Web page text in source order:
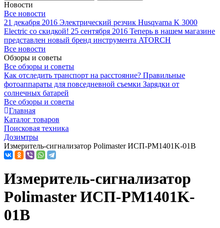
Новости
Все новости
21 декабря 2016 Электрический резчик Husqvarna K 3000
Electric со скидкой! 25 сентября 2016 Теперь в нашем магазине
представлен новый бренд инструмента ATORCH
Все новости
Обзоры и советы
Все обзоры и советы
Как отследить транспорт на расстояние? Правильные
фотоаппараты для повседневной съемки Зарядки от
солнечных батарей
Все обзоры и советы
Главная
Каталог товаров
Поисковая техника
Дозимтры
Измеритель-сигнализатор Polimaster ИСП-PM1401K-01B
Измеритель-сигнализатор
Polimaster ИСП-PM1401K-
01B